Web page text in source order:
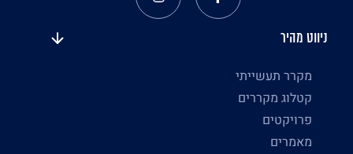
ניווט מהיר
מקרר תעשייתי
קטלוג מקררים
פרויקטים
מאמרים